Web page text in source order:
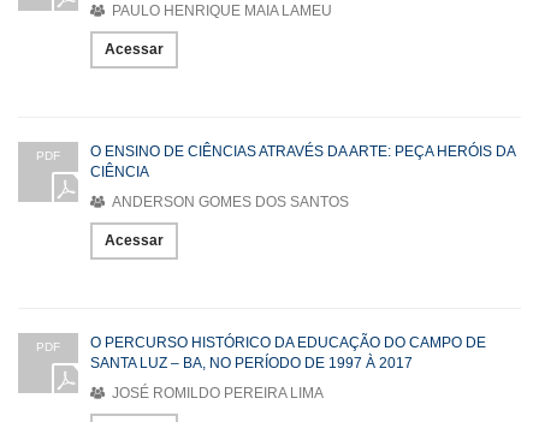
PAULO HENRIQUE MAIA LAMEU
Acessar
PDF
O ENSINO DE CIÊNCIAS ATRAVÉS DA ARTE: PEÇA HERÓIS DA
CIÊNCIA
ANDERSON GOMES DOS SANTOS
Acessar
PDF
O PERCURSO HISTÓRICO DA EDUCAÇÃO DO CAMPO DE
SANTA LUZ – BA, NO PERÍODO DE 1997 À 2017
JOSÉ ROMILDO PEREIRA LIMA